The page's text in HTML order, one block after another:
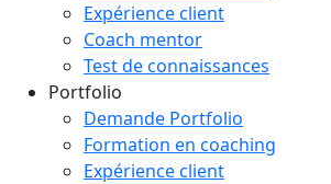
Expérience client
Coach mentor
Test de connaissances
Portfolio
Demande Portfolio
Formation en coaching
Expérience client